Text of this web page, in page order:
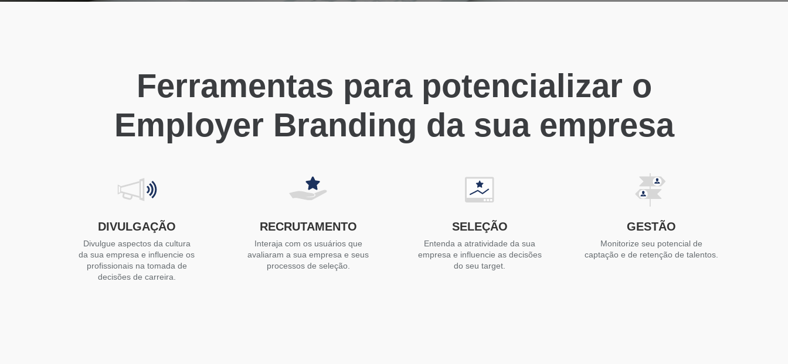
Ferramentas para potencializar o
Employer Branding da sua empresa
DIVULGAÇÃO
Divulgue aspectos da cultura
da sua empresa e influencie os
profissionais na tomada de
decisões de carreira.
RECRUTAMENTO
Interaja com os usuários que
avaliaram a sua empresa e seus
processos de seleção.
SELEÇÃO
Entenda a atratividade da sua
empresa e influencie as decisões
do seu target.
GESTÃO
Monitorize seu potencial de
captação e de retenção de talentos.